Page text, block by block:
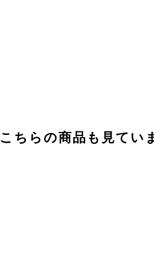
こちらの商品も見てい